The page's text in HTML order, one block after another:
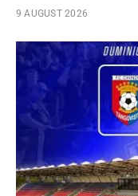
9 AUGUST 2026